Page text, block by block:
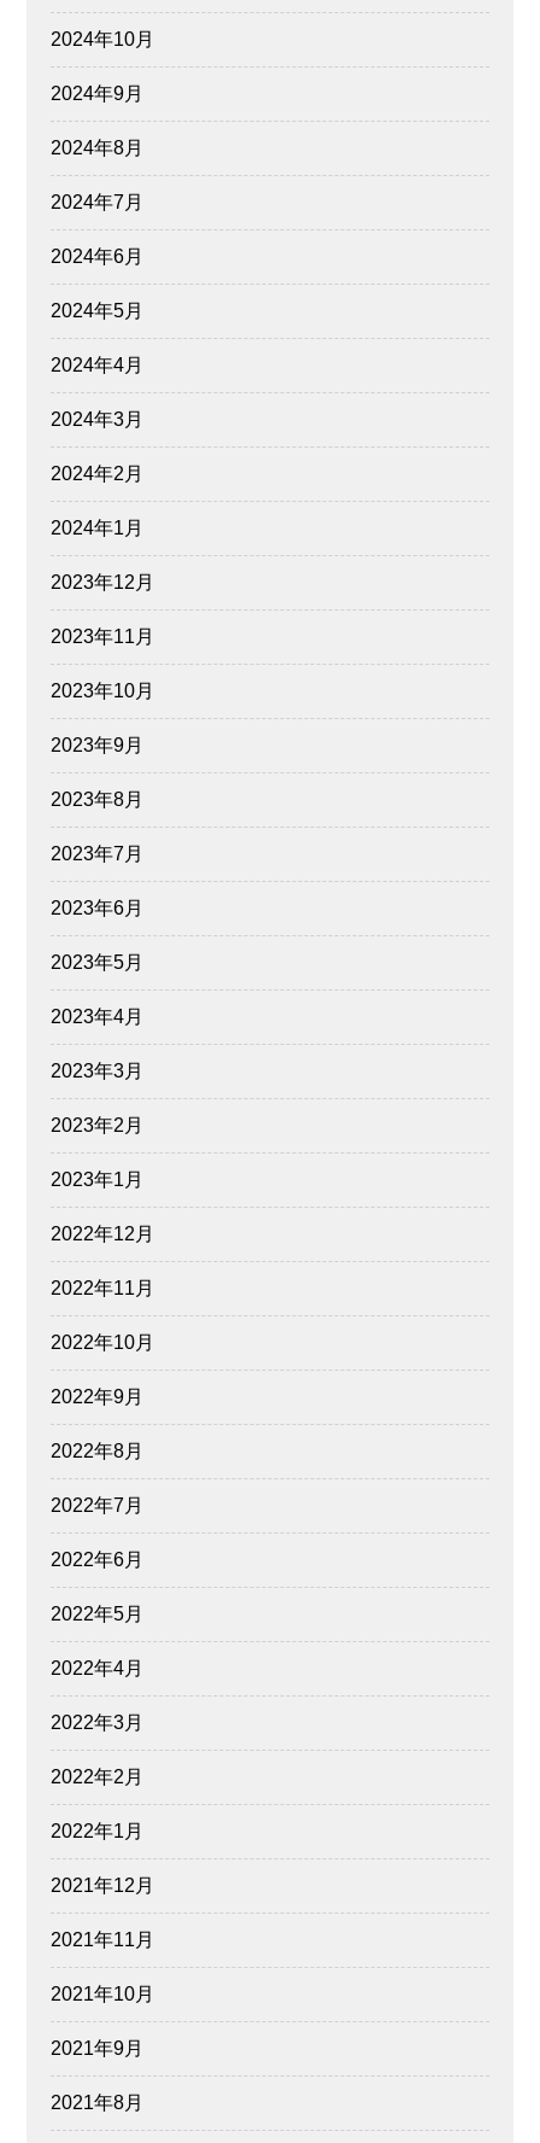
2024年10月
2024年9月
2024年8月
2024年7月
2024年6月
2024年5月
2024年4月
2024年3月
2024年2月
2024年1月
2023年12月
2023年11月
2023年10月
2023年9月
2023年8月
2023年7月
2023年6月
2023年5月
2023年4月
2023年3月
2023年2月
2023年1月
2022年12月
2022年11月
2022年10月
2022年9月
2022年8月
2022年7月
2022年6月
2022年5月
2022年4月
2022年3月
2022年2月
2022年1月
2021年12月
2021年11月
2021年10月
2021年9月
2021年8月